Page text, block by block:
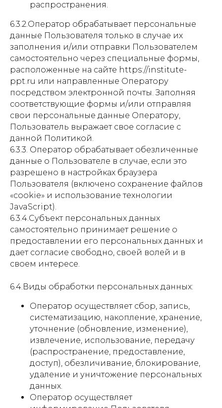
распространения.
6.3.2.Оператор обрабатывает персональные
данные Пользователя только в случае их
заполнения и/или отправки Пользователем
самостоятельно через специальные формы,
расположенные на сайте https://institute-
ppt.ru или направленные Оператору
посредством электронной почты. Заполняя
соответствующие формы и/или отправляя
свои персональные данные Оператору,
Пользователь выражает свое согласие с
данной Политикой.
6.3.3. Оператор обрабатывает обезличенные
данные о Пользователе в случае, если это
разрешено в настройках браузера
Пользователя (включено сохранение файлов
«cookie» и использование технологии
JavaScript).
6.3.4.Субъект персональных данных
самостоятельно принимает решение о
предоставлении его персональных данных и
дает согласие свободно, своей волей и в
своем интересе.
6.4.Виды обработки персональных данных:
Оператор осуществляет сбор, запись,
систематизацию, накопление, хранение,
уточнение (обновление, изменение),
извлечение, использование, передачу
(распространение, предоставление,
доступ), обезличивание, блокирование,
удаление и уничтожение персональных
данных.
Оператор осуществляет